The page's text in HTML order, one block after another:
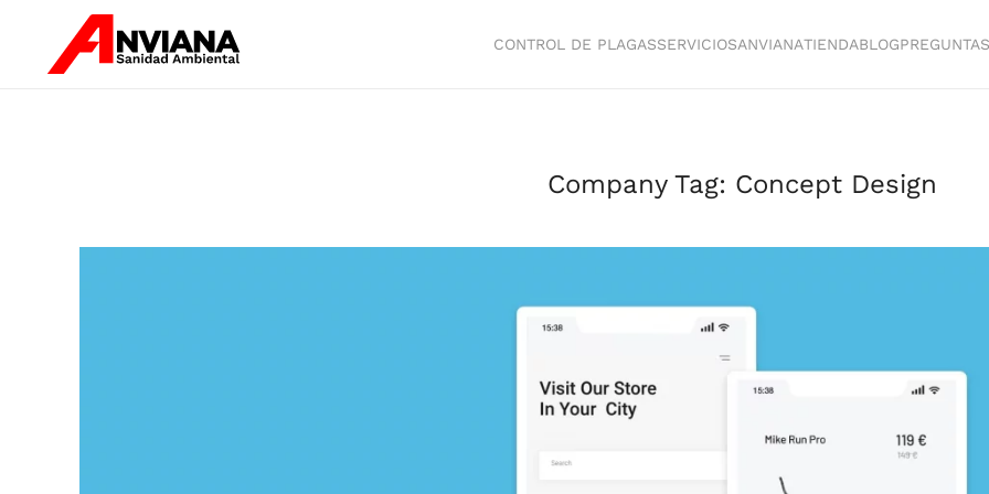
Skip to main content
CONTROL DE PLAGASSERVICIOSANVIANATIENDABLOGPREGUNTAS
Company Tag: Concept Design